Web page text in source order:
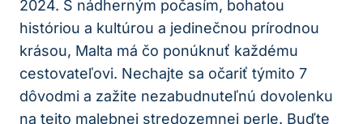
2024. S nádherným počasím, bohatou
históriou a kultúrou a jedinečnou prírodnou
krásou, Malta má čo ponúknuť každému
cestovateľovi. Nechajte sa očariť týmito 7
dôvodmi a zažite nezabudnuteľnú dovolenku
na tejto malebnej stredozemnej perle. Buďte